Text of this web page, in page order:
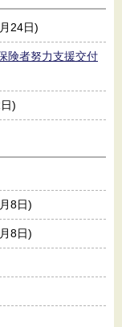
24日)
険者努力支援交付
)
8日)
8日)